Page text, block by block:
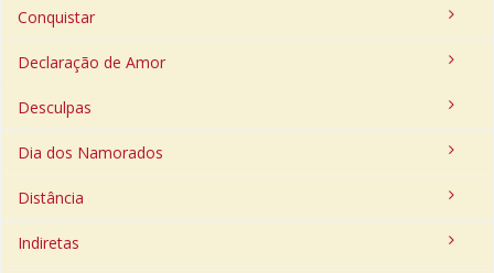
Conquistar
Declaração de Amor
Desculpas
Dia dos Namorados
Distância
Indiretas